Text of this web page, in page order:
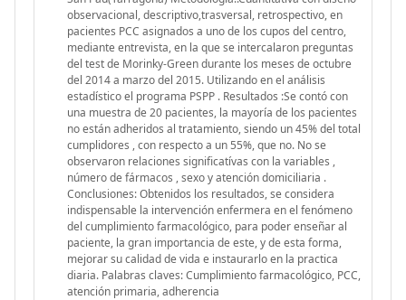
observacional, descriptivo,trasversal, retrospectivo, en
pacientes PCC asignados a uno de los cupos del centro,
mediante entrevista, en la que se intercalaron preguntas
del test de Morinky-Green durante los meses de octubre
del 2014 a marzo del 2015. Utilizando en el análisis
estadístico el programa PSPP . Resultados :Se contó con
una muestra de 20 pacientes, la mayoría de los pacientes
no están adheridos al tratamiento, siendo un 45% del total
cumplidores , con respecto a un 55%, que no. No se
observaron relaciones significatívas con la variables ,
número de fármacos , sexo y atención domiciliaria .
Conclusiones: Obtenidos los resultados, se considera
indispensable la intervención enfermera en el fenómeno
del cumplimiento farmacológico, para poder enseñar al
paciente, la gran importancia de este, y de esta forma,
mejorar su calidad de vida e instaurarlo en la practica
diaria. Palabras claves: Cumplimiento farmacológico, PCC,
atención primaria, adherencia